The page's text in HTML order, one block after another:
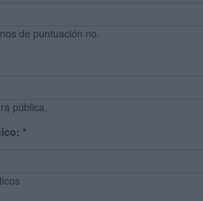
de puntuación no.
pública.
*